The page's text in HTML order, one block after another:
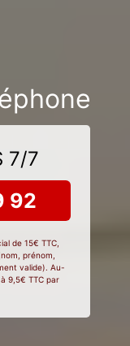
7/7
92
de 15€ TTC,
prénom,
valide). Au-
9,5€ TTC par